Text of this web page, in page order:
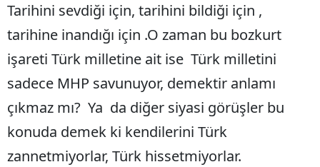
Kırıkkale
Şırnak
Bartın
Ardahan
Tarihini sevdiği için, tarihini bildiği için ,
tarihine inandığı için .O zaman bu bozkurt
işareti Türk milletine ait ise Türk milletini
sadece MHP savunuyor, demektir anlamı
çıkmaz mı? Ya da diğer siyasi görüşler bu
konuda demek ki kendilerini Türk
zannetmiyorlar, Türk hissetmiyorlar.